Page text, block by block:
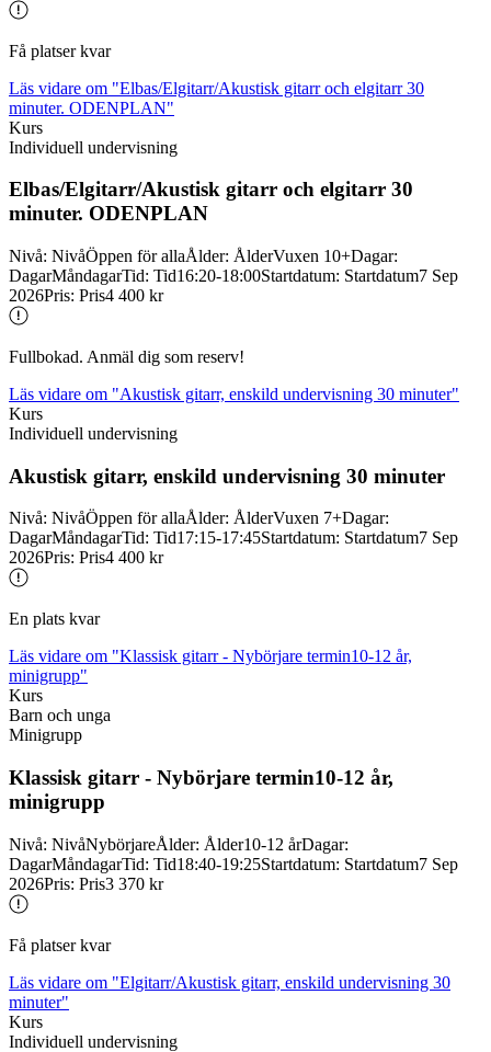
Få platser kvar
Läs vidare om "Elbas/Elgitarr/Akustisk gitarr och elgitarr 30
minuter. ODENPLAN"
Kurs
Individuell undervisning
Elbas/Elgitarr/Akustisk gitarr och elgitarr 30
minuter. ODENPLAN
Nivå: NivåÖppen för allaÅlder: ÅlderVuxen 10+Dagar:
DagarMåndagarTid: Tid16:20-18:00Startdatum: Startdatum7 Sep
2026Pris: Pris4 400 kr
Fullbokad. Anmäl dig som reserv!
Läs vidare om "Akustisk gitarr, enskild undervisning 30 minuter"
Kurs
Individuell undervisning
Akustisk gitarr, enskild undervisning 30 minuter
Nivå: NivåÖppen för allaÅlder: ÅlderVuxen 7+Dagar:
DagarMåndagarTid: Tid17:15-17:45Startdatum: Startdatum7 Sep
2026Pris: Pris4 400 kr
En plats kvar
Läs vidare om "Klassisk gitarr - Nybörjare termin10-12 år,
minigrupp"
Kurs
Barn och unga
Minigrupp
Klassisk gitarr - Nybörjare termin10-12 år,
minigrupp
Nivå: NivåNybörjareÅlder: Ålder10-12 årDagar:
DagarMåndagarTid: Tid18:40-19:25Startdatum: Startdatum7 Sep
2026Pris: Pris3 370 kr
Få platser kvar
Läs vidare om "Elgitarr/Akustisk gitarr, enskild undervisning 30
minuter"
Kurs
Individuell undervisning